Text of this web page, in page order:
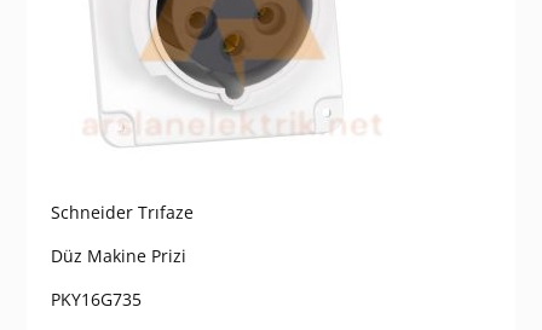
Schneider Trıfaze
Düz Makine Prizi
PKY16G735